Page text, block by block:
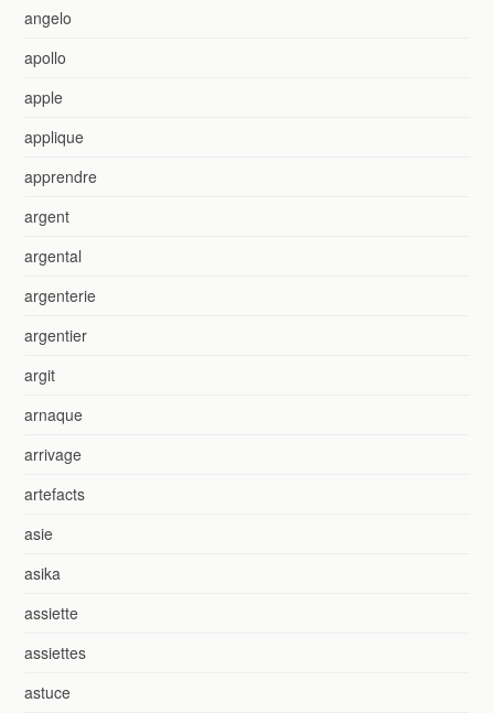
angelo
apollo
apple
applique
apprendre
argent
argental
argenterie
argentier
argit
arnaque
arrivage
artefacts
asie
asika
assiette
assiettes
astuce